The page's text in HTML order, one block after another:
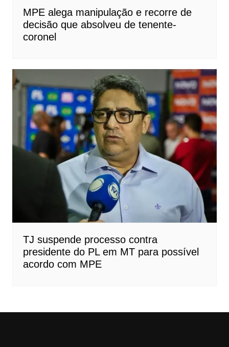
MPE alega manipulação e recorre de
decisão que absolveu de tenente-
coronel
TJ suspende processo contra
presidente do PL em MT para possível
acordo com MPE